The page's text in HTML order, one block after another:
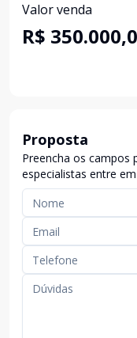
Valor venda
R$
Proposta
Preencha os campos
especialistas entre